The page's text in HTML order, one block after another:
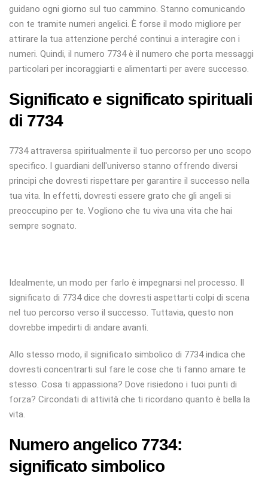
guidano ogni giorno sul tuo cammino. Stanno comunicando
con te tramite numeri angelici. È forse il modo migliore per
attirare la tua attenzione perché continui a interagire con i
numeri. Quindi, il numero 7734 è il numero che porta messaggi
particolari per incoraggiarti e alimentarti per avere successo.
Significato e significato spirituali
di 7734
7734 attraversa spiritualmente il tuo percorso per uno scopo
specifico. I guardiani dell'universo stanno offrendo diversi
principi che dovresti rispettare per garantire il successo nella
tua vita. In effetti, dovresti essere grato che gli angeli si
preoccupino per te. Vogliono che tu viva una vita che hai
sempre sognato.
Idealmente, un modo per farlo è impegnarsi nel processo. Il
significato di 7734 dice che dovresti aspettarti colpi di scena
nel tuo percorso verso il successo. Tuttavia, questo non
dovrebbe impedirti di andare avanti.
Allo stesso modo, il significato simbolico di 7734 indica che
dovresti concentrarti sul fare le cose che ti fanno amare te
stesso. Cosa ti appassiona? Dove risiedono i tuoi punti di
forza? Circondati di attività che ti ricordano quanto è bella la
vita.
Numero angelico 7734:
significato simbolico